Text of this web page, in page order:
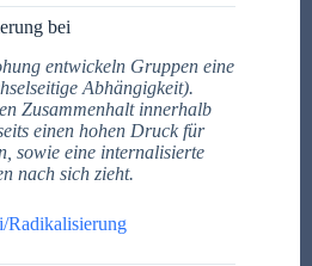
bei
entwickeln Gruppen eine
Abhängigkeit).
Zusammenhalt innerhalb
einen hohen Druck für
sowie eine internalisierte
nach sich zieht.
Radikalisierung